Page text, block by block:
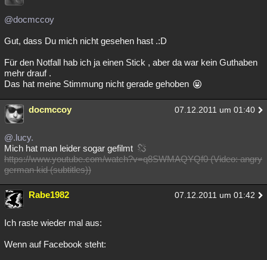
Philosophie
Übersichten
Besucht Teilgenommen Alle Neue Geschlossen
Lesenswert Schlüsselwörter
@docmccoy
Gut, dass Du mich nicht gesehen hast .:D
Für den Notfall hab ich ja einen Stick , aber da war kein Guthaben
mehr drauf .
Das hat meine Stimmung nicht gerade gehoben
docmccoy 07.12.2011 um 01:40
@.lucy.
Mich hat man leider sogar gefilmt
https://www.youtube.com/watch?v=q8SWMAQYQf0 (Video: angry
german kid (subtitles))
Rabe1982 07.12.2011 um 01:42
Ich raste wieder mal aus:
Wenn auf Facebook steht: